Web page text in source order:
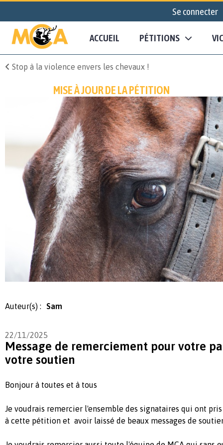
Se connecter
ACCUEIL PÉTITIONS
Stop à la violence envers les chevaux !
MISE À JOUR DE LA PÉTITION
Auteur(s) : Sam
22/11/2025
Message de remerciement pour votre
votre soutien
Bonjour à toutes et à tous
Je voudrais remercier l'ensemble des signataires qui ont
à cette pétition et avoir laissé de beaux messages de